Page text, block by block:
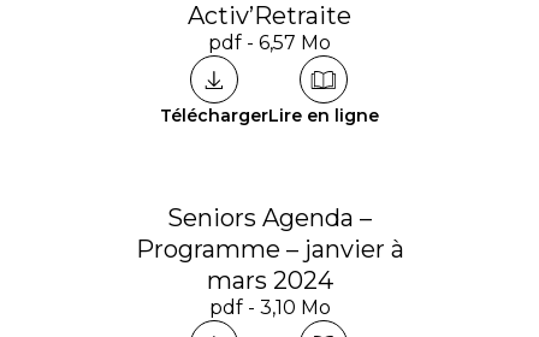
Activ’Retraite
pdf - 6,57 Mo
TéléchargerLire en ligne
Seniors Agenda –
Programme – janvier à
mars 2024
pdf - 3,10 Mo